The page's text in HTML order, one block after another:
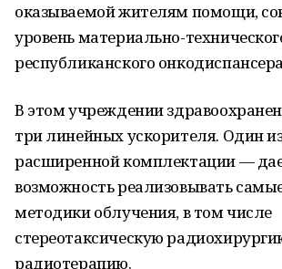
оказываемой жителям помощи,
уровень материально-
республиканского
В этом учреждении
три линейных ускорителя. Один
расширенной комплектации —
возможность реализовывать
методики облучения, в том числе
стереотаксическую
радиотерапию.